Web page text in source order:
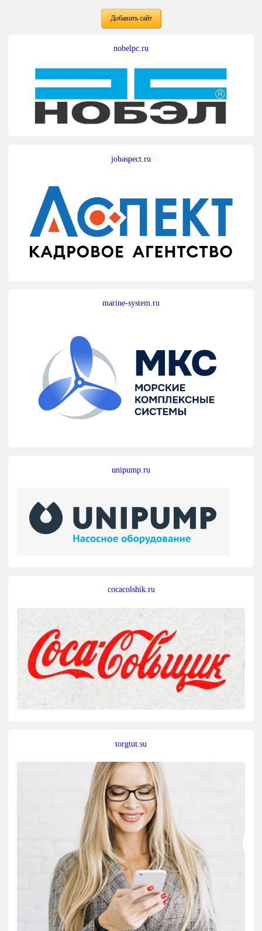
Добавить сайт
nobelpc.ru
jobaspect.ru
marine-system.ru
unipump.ru
cocacolshik.ru
torgtut.su